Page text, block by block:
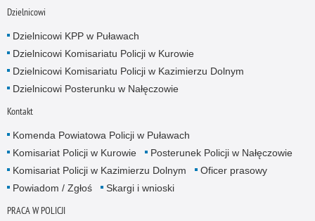
Dzielnicowi
Dzielnicowi KPP w Puławach
Dzielnicowi Komisariatu Policji w Kurowie
Dzielnicowi Komisariatu Policji w Kazimierzu Dolnym
Dzielnicowi Posterunku w Nałęczowie
Kontakt
Komenda Powiatowa Policji w Puławach
Komisariat Policji w Kurowie
Posterunek Policji w Nałęczowie
Komisariat Policji w Kazimierzu Dolnym
Oficer prasowy
Powiadom / Zgłoś
Skargi i wnioski
PRACA W POLICJI